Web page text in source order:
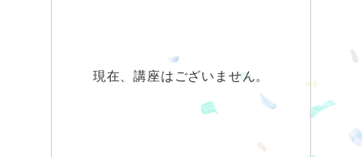
現在、講座はございません。